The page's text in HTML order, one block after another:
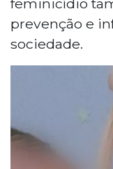
prevenção e
sociedade.